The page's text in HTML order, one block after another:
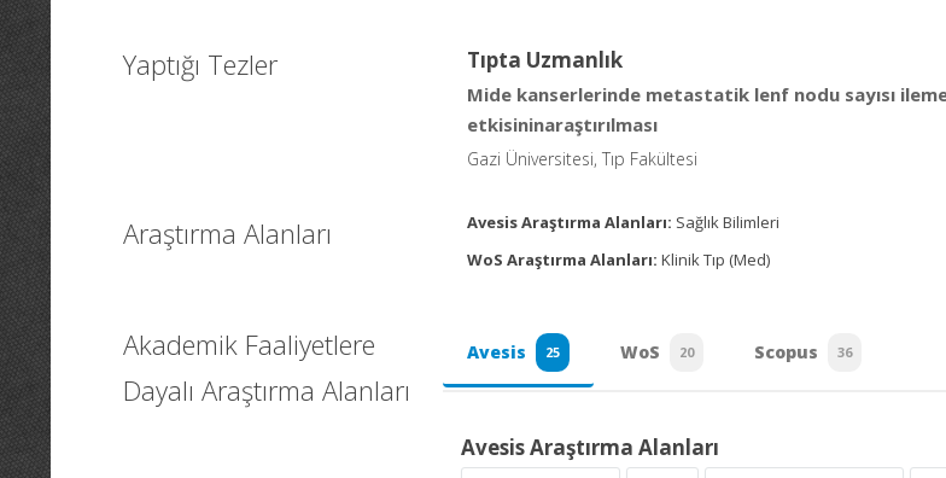
Yaptığı Tezler Tıpta Uzmanlık
Mide kanserlerinde metastatik lenf nodu sayısı
etkisininaraştırılması
Gazi Üniversitesi, Tıp Fakültesi
Araştırma Alanları Avesis Araştırma Alanları: Sağlık Bilimleri
WoS Araştırma Alanları: Klinik Tıp (Med)
Akademik Faaliyetlere
Dayalı Araştırma Alanları
Avesis 25 WoS 20 Scopus 36
Avesis Araştırma Alanları